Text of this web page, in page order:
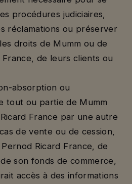
procédures judiciaires,
réclamations ou préserver
droits de Mumm ou de
France, de leurs clients ou
absorption ou
tout ou partie de Mumm
France par une autre
de vente ou de cession,
Ricard France, de
son fonds de commerce,
accès à des informations